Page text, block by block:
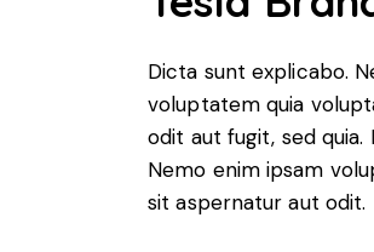
Dicta sunt explicabo.
voluptatem quia
odit aut fugit, sed
Nemo enim ipsam
sit aspernatur aut odit.